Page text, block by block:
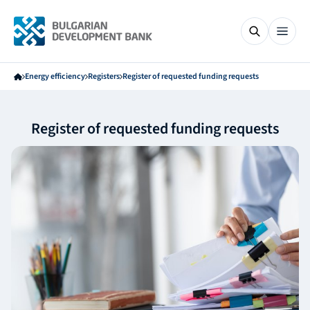
Energy efficiency Registers Register of requested funding requests
Register of requested funding requests